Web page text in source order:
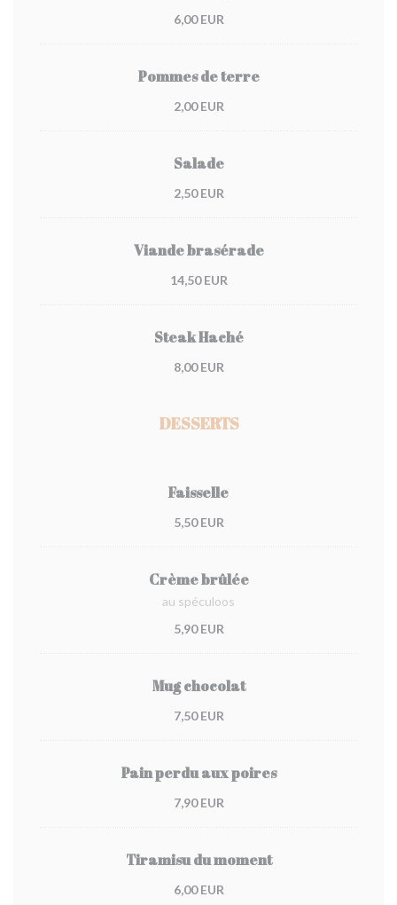
6,00 EUR
Pommes de terre
2,00 EUR
Salade
2,50 EUR
Viande brasérade
14,50 EUR
Steak Haché
8,00 EUR
DESSERTS
Faisselle
5,50 EUR
Crème brûlée
au spéculoos
5,90 EUR
Mug chocolat
7,50 EUR
Pain perdu aux poires
7,90 EUR
Tiramisu du moment
6,00 EUR